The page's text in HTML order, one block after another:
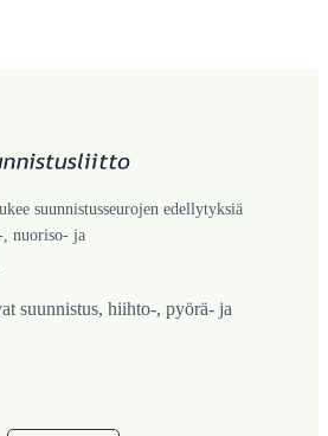
suunnistusseurojen edellytyksiä
, nuoriso- ja
suunnistus, hiihto-, pyörä- ja